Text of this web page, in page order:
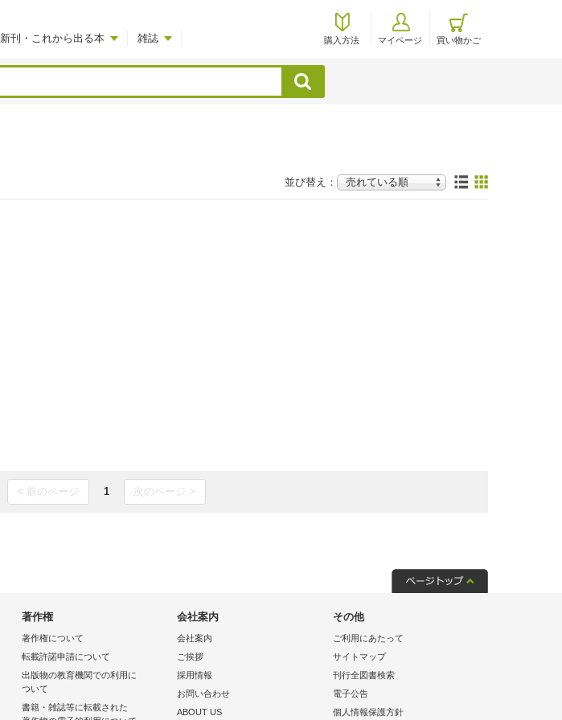
新刊・これから出る本 雑誌 購入方法 マイページ 買い物かご
検索
並び替え：
< 前のページ 1 次のページ >
著作権
著作権について
転載許諾申請について
出版物の教育機関での利用に
ついて
書籍・雑誌等に転載された
会社案内
会社案内
ご挨拶
採用情報
お問い合わせ
ABOUT US
その他
ご利用にあたって
サイトマップ
刊行全図書検索
電子公告
個人情報保護方針